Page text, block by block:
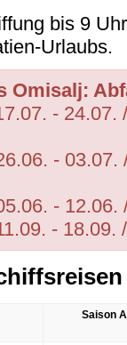
bis 9
Urlaubs.
Omisalj:
- 24.07.
-
-
- 18.09.
Saison A